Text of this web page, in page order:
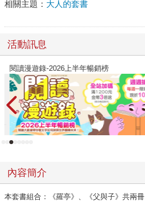
相關主題： 大人的套書
活動訊息
閱讀漫遊錄-2026上半年暢銷榜
內容簡介
本套書組合：《羅亭》、《父與子》共兩冊